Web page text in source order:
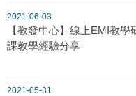
2021-06-03
【教發中心】線上EMI教
課教學經驗分享
2021-05-31